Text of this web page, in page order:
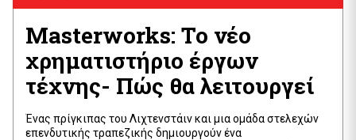
Masterworks: Το νέο
χρηματιστήριο έργων
τέχνης- Πώς θα λειτουργεί
Ένας πρίγκιπας του Λιχτενστάιν και μια ομάδα στελεχών
επενδυτικής τραπεζικής δημιουργούν ένα